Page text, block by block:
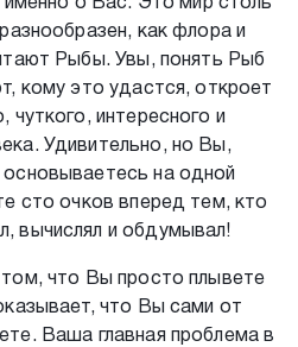
как флора и
Рыбы. Увы, понять Рыб
кому это удастся, откроет
чуткого, интересного и
Удивительно, но Вы,
на одной
сто очков вперед тем, кто
вычислял и обдумывал!
что Вы просто плывете
что Вы сами от
Ваша главная проблема в